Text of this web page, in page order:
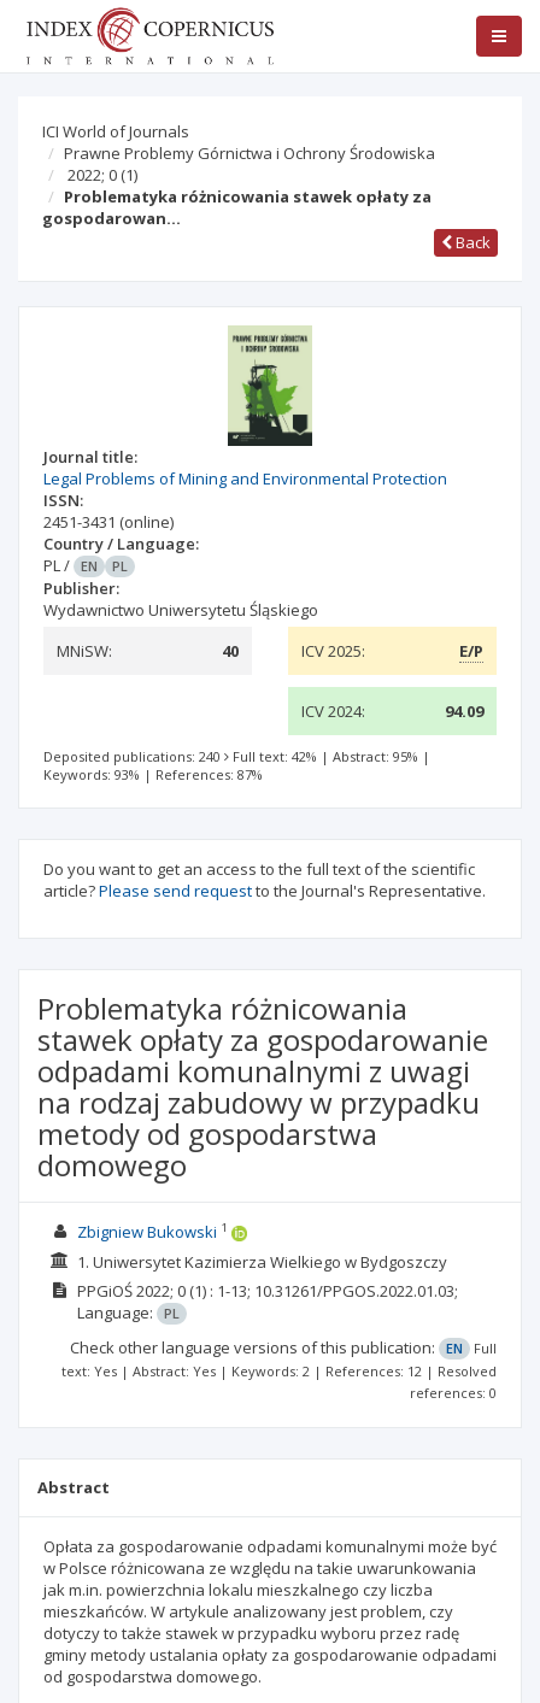
ICI World of Journals
Prawne Problemy Górnictwa i Ochrony Środowiska
2022; 0 (1)
Problematyka różnicowania stawek opłaty za
gospodarowan…
Back
Journal title:
Legal Problems of Mining and Environmental Protection
ISSN:
2451-3431 (online)
Country / Language:
PL/ EN PL
Publisher:
Wydawnictwo Uniwersytetu Śląskiego
MNiSW:
40 ICV 2025: E/P
ICV 2024: 94.09
Deposited publications: 240 Full text: 42% | Abstract: 95% |
Keywords: 93% | References: 87%
Do you want to get an access to the full text of the scientific
article?Please send requestto the Journal's Representative.
Problematyka różnicowania
stawek opłaty za gospodarowanie
odpadami komunalnymi z uwagi
na rodzaj zabudowy w przypadku
metody od gospodarstwa
domowego
Zbigniew Bukowski 1
1. Uniwersytet Kazimierza Wielkiego w Bydgoszczy
PPGiOŚ2022; 0(1) : 1-13; 10.31261/PPGOS.2022.01.03;
Language:
PL
Check other language versions of this publication: EN
Full
text: Yes | Abstract: Yes | Keywords: 2 | References: 12 | Resolved
references: 0
Abstract
Opłata za gospodarowanie odpadami komunalnymi może być
w Polsce różnicowana ze względu na takie uwarunkowania
jak m.in. powierzchnia lokalu mieszkalnego czy liczba
mieszkańców. W artykule analizowany jest problem, czy
dotyczy to także stawek w przypadku wyboru przez radę
gminy metody ustalania opłaty za gospodarowanie odpadami
od gospodarstwa domowego.